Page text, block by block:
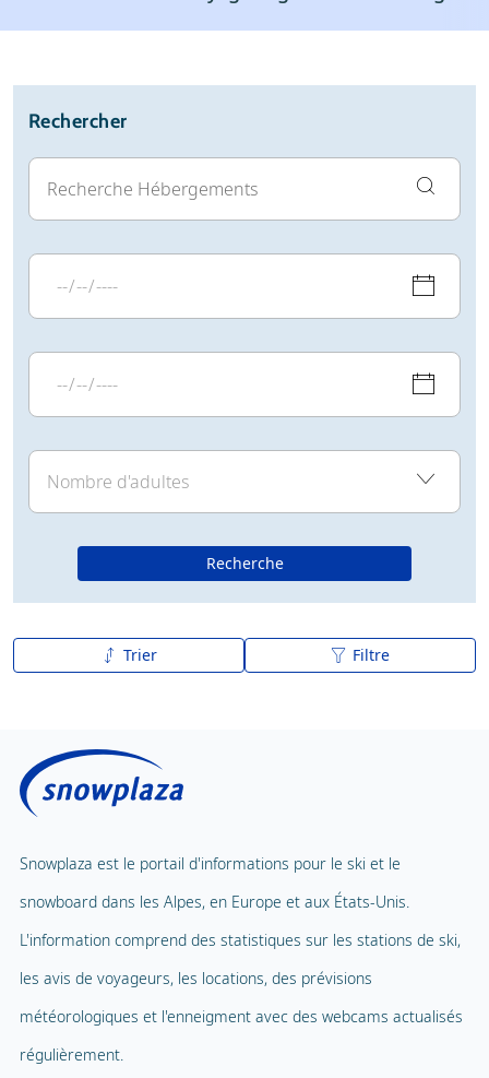
Avis
Rechercher
Recherche
Trier Filtre
De A à Z
Snowplaza est le portail d'informations pour le ski et le
snowboard dans les Alpes, en Europe et aux États-Unis.
L'information comprend des statistiques sur les stations de ski,
les avis de voyageurs, les locations, des prévisions
météorologiques et l'enneigment avec des webcams actualisés
régulièrement.